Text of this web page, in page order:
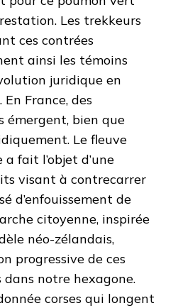
Les trekkeurs
ces contrées
ainsi les témoins
juridique en
France, des
émergent, bien que
Le fleuve
fait l’objet d’une
visant à contrecarrer
d’enfouissement de
citoyenne, inspirée
néo-zélandais,
progressive de ces
notre hexagone.
corses qui longent